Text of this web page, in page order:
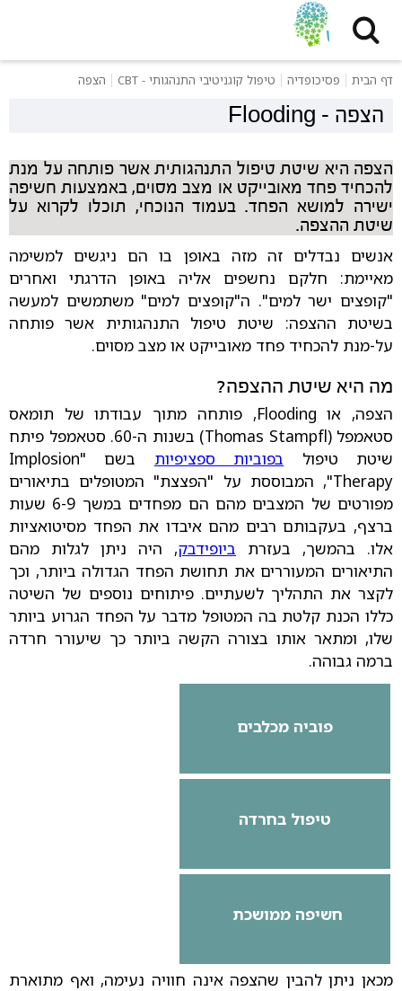
דף הבית פסיכופדיה טיפול קוגניטיבי התנהגותי - CBT הצפה
Flooding - הצפה
הצפה היא שיטת טיפול התנהגותית אשר פותחה על מנת
להכחיד פחד מאובייקט או מצב מסוים, באמצעות חשיפה
ישירה למושא הפחד. בעמוד הנוכחי, תוכלו לקרוא על
שיטת ההצפה.
אנשים נבדלים זה מזה באופן בו הם ניגשים למשימה
מאיימת: חלקם נחשפים אליה באופן הדרגתי ואחרים
"קופצים ישר למים". ה"קופצים למים" משתמשים למעשה
בשיטת ההצפה: שיטת טיפול התנהגותית אשר פותחה
על-מנת להכחיד פחד מאובייקט או מצב מסוים.
מה היא שיטת ההצפה?
הצפה, או Flooding, פותחה מתוך עבודתו של תומאס
סטאמפל (Thomas Stampfl) בשנות ה-60. סטאמפל פיתח
שיטת טיפול בפוביות ספציפיות
בשם "Implosion
Therapy", המבוססת על "הפצצת" המטופלים בתיאורים
מפורטים של המצבים מהם הם מפחדים במשך 6-9 שעות
ברצף, בעקבותם רבים מהם איבדו את הפחד מסיטואציות
אלו. בהמשך, בעזרת ביופידבק, היה ניתן לגלות מהם
התיאורים המעוררים את תחושת הפחד הגדולה ביותר, וכך
לקצר את התהליך לשעתיים. פיתוחים נוספים של השיטה
כללו הכנת קלטת בה המטופל מדבר על הפחד הגרוע ביותר
שלו, ומתאר אותו בצורה הקשה ביותר כך שיעורר חרדה
ברמה גבוהה.
פוביה מכלבים
טיפול בחרדה
חשיפה ממושכת
מכאן ניתן להבין שהצפה אינה חוויה נעימה, ואף מתוארת